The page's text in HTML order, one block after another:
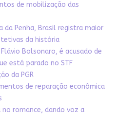
de mobilização das
da Penha, Brasil registra maior
da história
Bolsonaro, é acusado de
está parado no STF
da PGR
de reparação econômica
romance, dando voz a